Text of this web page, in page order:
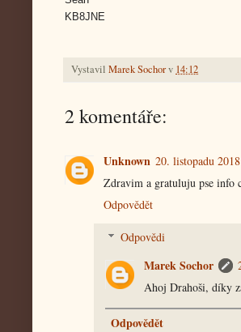
KB8JNE
Vystavil Marek Sochorv 14:12
2 komentáře:
Unknown 20. listopadu
Zdravim a gratuluju pse info
Odpovědět
Odpovědi
Marek Sochor
Ahoj Drahoši, díky
Odpovědět